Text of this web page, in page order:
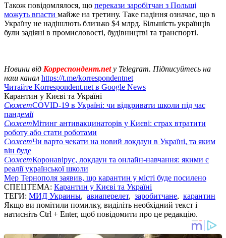
Також повідомлялося, що перекази заробітчан з Польщі
можуть впасти майже на третину. Таке падіння означає, що в
Україну не надішлють близько $4 млрд. Більшість українців
були задіяні в промисловості, будівництві та транспорті.
Новини від Корреспондент.net у Telegram. Підписуйтесь на
наш канал https://t.me/korrespondentnet
Читайте Korrespondent.net в Google News
Карантин у Києві та Україні
СюжетCOVID-19 в Україні: чи відкривати школи під час
пандемії
СюжетМітинг антивакцинаторів у Києві: страх втратити
роботу або стати роботами
СюжетЧи варто чекати на новий локдаун в Україні, та яким
він буде
СюжетКоронавірус, локдаун та онлайн-навчання: якими є
реалії української школи
Мер Тернополя заявив, що карантин у місті буде посилено
СПЕЦТЕМА: Карантин у Києві та Україні
ТЕГИ: МИД Украины, авиаперелет, заробитчане, карантин
Якщо ви помітили помилку, виділіть необхідний текст і
натисніть Ctrl + Enter, щоб повідомити про це редакцію.